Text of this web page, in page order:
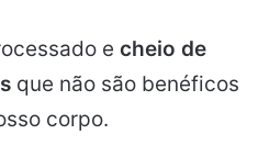
e cheio de
que não são benéficos
corpo.